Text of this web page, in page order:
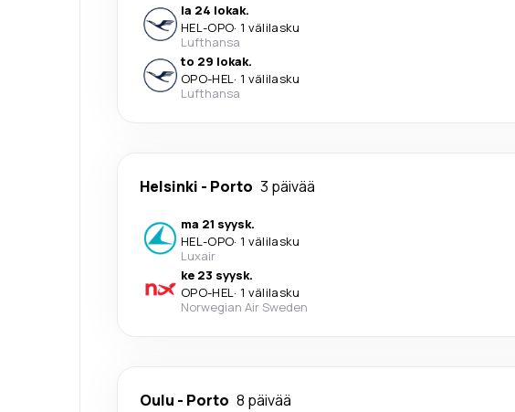
la 24 lokak.
HEL-OPO· 1 välilasku
Lufthansa
to 29 lokak.
OPO-HEL· 1 välilasku
Lufthansa
Helsinki - Porto 3 päivää
ma 21 syysk.
HEL-OPO· 1 välilasku
Luxair
ke 23 syysk.
OPO-HEL· 1 välilasku
Norwegian Air Sweden
Oulu - Porto 8 päivää